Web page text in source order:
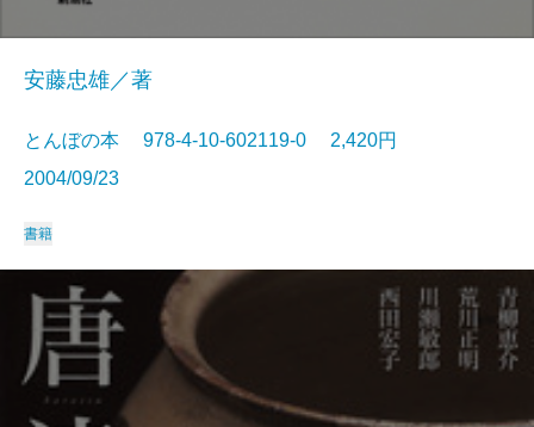
安藤忠雄／著
とんぼの本 978-4-10-602119-0 2,420円
2004/09/23
書籍